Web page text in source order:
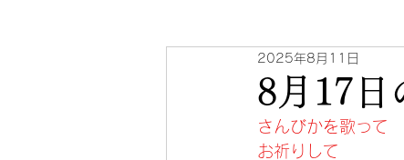
8月17日
2025年8月11日
さんびかを歌って
お祈りして